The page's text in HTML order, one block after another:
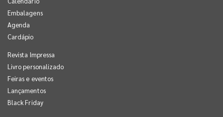
Embalagens
Agenda
Cardápio
Revista Impressa
Livro personalizado
Feiras e eventos
Lançamentos
Black Friday